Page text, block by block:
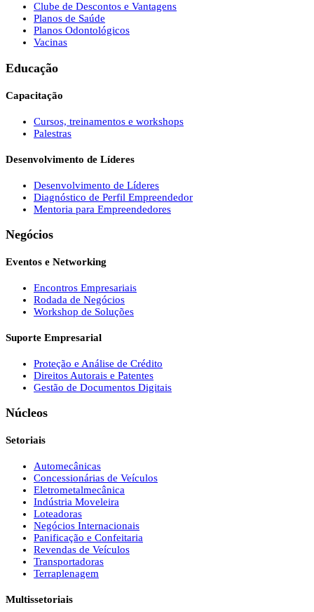
Clube de Descontos e Vantagens
Planos de Saúde
Planos Odontológicos
Vacinas
Educação
Capacitação
Cursos, treinamentos e workshops
Palestras
Desenvolvimento de Líderes
Desenvolvimento de Líderes
Diagnóstico de Perfil Empreendedor
Mentoria para Empreendedores
Negócios
Eventos e Networking
Encontros Empresariais
Rodada de Negócios
Workshop de Soluções
Suporte Empresarial
Proteção e Análise de Crédito
Direitos Autorais e Patentes
Gestão de Documentos Digitais
Núcleos
Setoriais
Automecânicas
Concessionárias de Veículos
Eletrometalmecânica
Indústria Moveleira
Loteadoras
Negócios Internacionais
Panificação e Confeitaria
Revendas de Veículos
Transportadoras
Terraplenagem
Multissetoriais